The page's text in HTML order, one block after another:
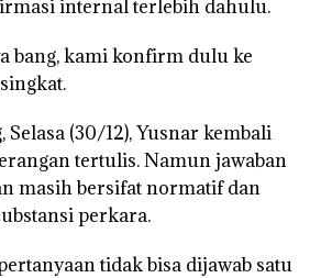
internal terlebih dahulu.
bang, kami konfirm dulu ke
Selasa (30/12), Yusnar kembali
tertulis. Namun jawaban
masih bersifat normatif dan
perkara.
tidak bisa dijawab satu